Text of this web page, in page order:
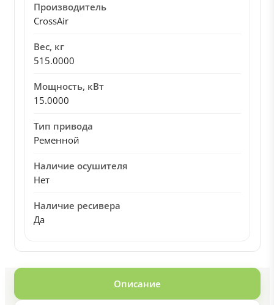
Производитель
CrossAir
Вес, кг
515.0000
Мощность, кВт
15.0000
Тип привода
Ременной
Наличие осушителя
Нет
Наличие ресивера
Да
Описание